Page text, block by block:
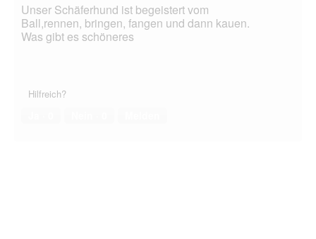
Unser Schäferhund ist begeistert vom
Ball,rennen, bringen, fangen und dann kauen.
Was gibt es schöneres
Hilfreich?